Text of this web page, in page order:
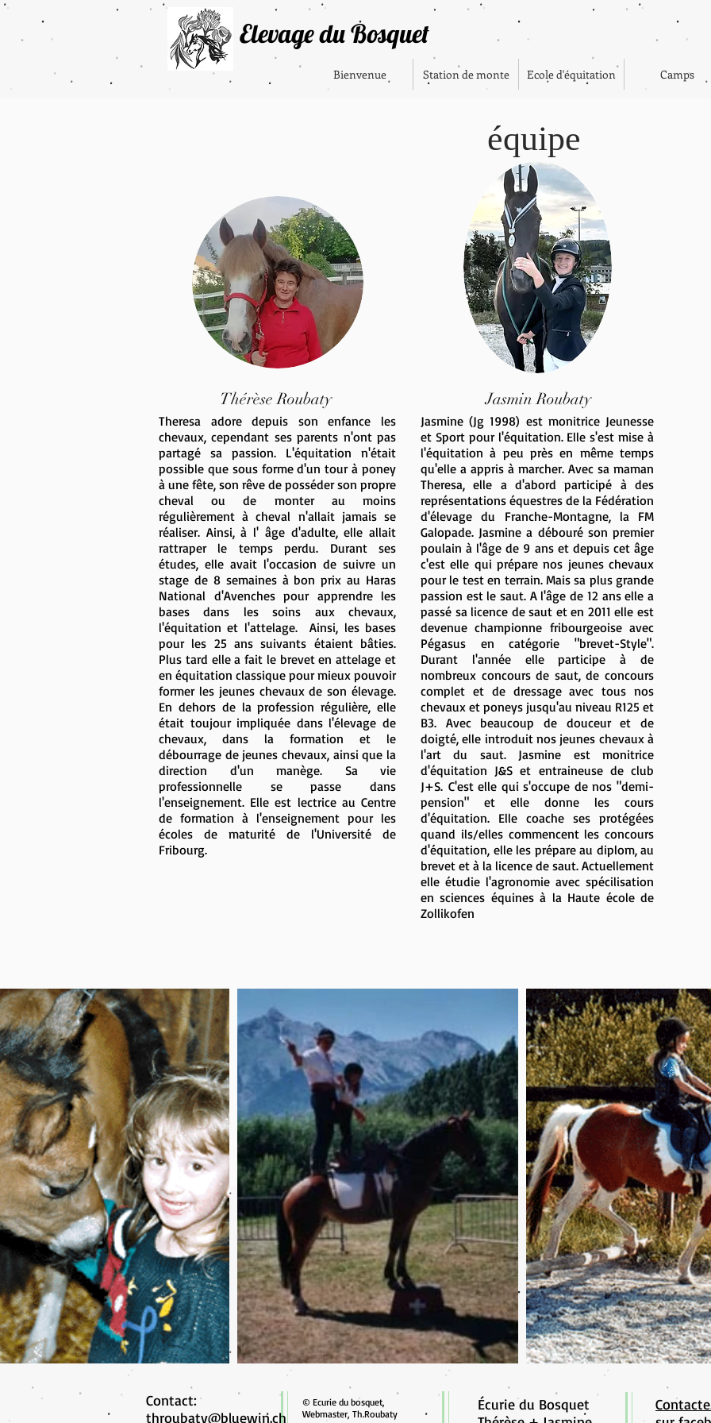
Elevage du Bosquet
Bienvenue Station de monte Ecole d'équitation Camps
équipe
Thérèse Roubaty
Theresa adore depuis son enfance les
chevaux, cependant ses parents n'ont pas
partagé sa passion. L'équitation n'était
possible que sous forme d'un tour à poney
à une fête, son rêve de posséder son propre
cheval ou de monter au moins
régulièrement à cheval n'allait jamais se
réaliser. Ainsi, à l' âge d'adulte, elle allait
rattraper le temps perdu. Durant ses
études, elle avait l'occasion de suivre un
stage de 8 semaines à bon prix au Haras
National d'Avenches pour apprendre les
bases dans les soins aux chevaux,
l'équitation et l'attelage. Ainsi, les bases
pour les 25 ans suivants étaient bâties.
Plus tard elle a fait le brevet en attelage et
en équitation classique pour mieux pouvoir
former les jeunes chevaux de son élevage.
En dehors de la profession régulière, elle
était toujour impliquée dans l'élevage de
chevaux, dans la formation et le
débourrage de jeunes chevaux, ainsi que la
direction d'un manège. Sa vie
professionnelle se passe dans
l'enseignement. Elle est lectrice au Centre
de formation à l'enseignement pour les
écoles de maturité de l'Université de
Fribourg.
Jasmin Roubaty
Jasmine (Jg 1998) est monitrice Jeunesse
et Sport pour l'équitation. Elle s'est mise à
l'équitation à peu près en même temps
qu'elle a appris à marcher. Avec sa maman
Theresa, elle a d'abord participé à des
représentations équestres de la Fédération
d'élevage du Franche-Montagne, la FM
Galopade. Jasmine a débouré son premier
poulain à l'âge de 9 ans et depuis cet âge
c'est elle qui prépare nos jeunes chevaux
pour le test en terrain. Mais sa plus grande
passion est le saut. A l'âge de 12 ans elle a
passé sa licence de saut et en 2011 elle est
devenue championne fribourgeoise avec
Pégasus en catégorie "brevet-Style".
Durant l'année elle participe à de
nombreux concours de saut, de concours
complet et de dressage avec tous nos
chevaux et poneys jusqu'au niveau R125 et
B3. Avec beaucoup de douceur et de
doigté, elle introduit nos jeunes chevaux à
l'art du saut. Jasmine est monitrice
d'équitation J&S et entraineuse de club
J+S. C'est elle qui s'occupe de nos "demi-
pension" et elle donne les cours
d'équitation. Elle coache ses protégées
quand ils/elles commencent les concours
d'équitation, elle les prépare au diplom, au
brevet et à la licence de saut. Actuellement
elle étudie l'agronomie avec spécilisation
en sciences équines à la Haute école de
Zollikofen
Contact:
throubaty@bluewin.ch
© Ecurie du bosquet,
Webmaster, Th.Roubaty
Écurie du Bosquet